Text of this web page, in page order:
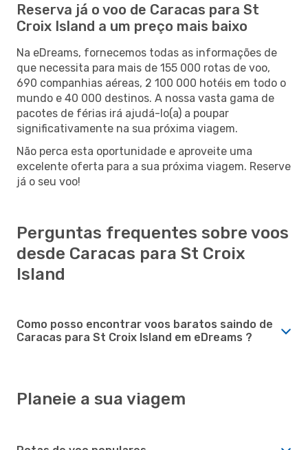
Reserva já o voo de Caracas para St
Croix Island a um preço mais baixo
Na eDreams, fornecemos todas as informações de
que necessita para mais de 155 000 rotas de voo,
690 companhias aéreas, 2 100 000 hotéis em todo o
mundo e 40 000 destinos. A nossa vasta gama de
pacotes de férias irá ajudá-lo(a) a poupar
significativamente na sua próxima viagem.
Não perca esta oportunidade e aproveite uma
excelente oferta para a sua próxima viagem. Reserve
já o seu voo!
Perguntas frequentes sobre voos
desde Caracas para St Croix
Island
Como posso encontrar voos baratos saindo de
Caracas para St Croix Island em eDreams ?
Planeie a sua viagem